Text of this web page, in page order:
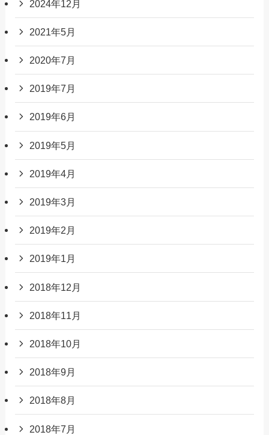
2024年12月
2021年5月
2020年7月
2019年7月
2019年6月
2019年5月
2019年4月
2019年3月
2019年2月
2019年1月
2018年12月
2018年11月
2018年10月
2018年9月
2018年8月
2018年7月